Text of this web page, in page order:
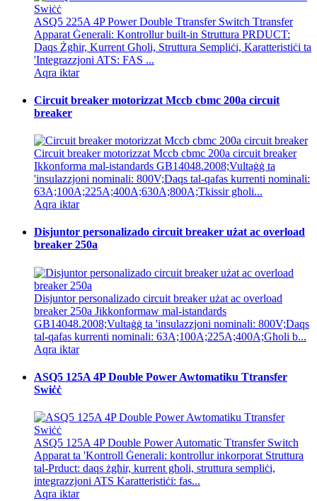
ASQ5 225A 4P Power Double Ttransfer Switch Ttransfer
Apparat Ġenerali: Kontrollur built-in Struttura PRDUCT:
Daqs Żgħir, Kurrent Għoli, Struttura Sempliċi, Karatteristiċi ta
'Integrazzjoni ATS: FAS ...
Aqra iktar
Circuit breaker motorizzat Mccb cbmc 200a circuit
breaker
Circuit breaker motorizzat Mccb cbmc 200a circuit breaker
Ikkonforma mal-istandards GB14048.2008;Vultaġġ ta
'insulazzjoni nominali: 800V;Daqs tal-qafas kurrenti nominali:
63A;100A;225A;400A;630A;800A;Tkissir għoli...
Aqra iktar
Disjuntor personalizado circuit breaker użat ac overload
breaker 250a
Disjuntor personalizado circuit breaker użat ac overload
breaker 250a Jikkonformaw mal-istandards
GB14048.2008;Vultaġġ ta 'insulazzjoni nominali: 800V;Daqs
tal-qafas kurrenti nominali: 63A;100A;225A;400A;Għoli b...
Aqra iktar
ASQ5 125A 4P Double Power Awtomatiku Ttransfer
Swiċċ
ASQ5 125A 4P Double Power Automatic Ttransfer Switch
Apparat ta 'Kontroll Ġenerali: kontrollur inkorporat Struttura
tal-Prduct: daqs żgħir, kurrent għoli, struttura sempliċi,
integrazzjoni ATS Karatteristiċi: fas...
Aqra iktar